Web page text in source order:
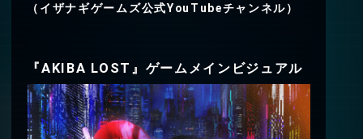
（イザナギゲームズ公式YouTubeチャンネル）
『AKIBA LOST』ゲームメインビジュアル